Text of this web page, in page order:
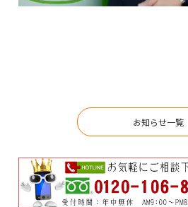
お知らせ一覧